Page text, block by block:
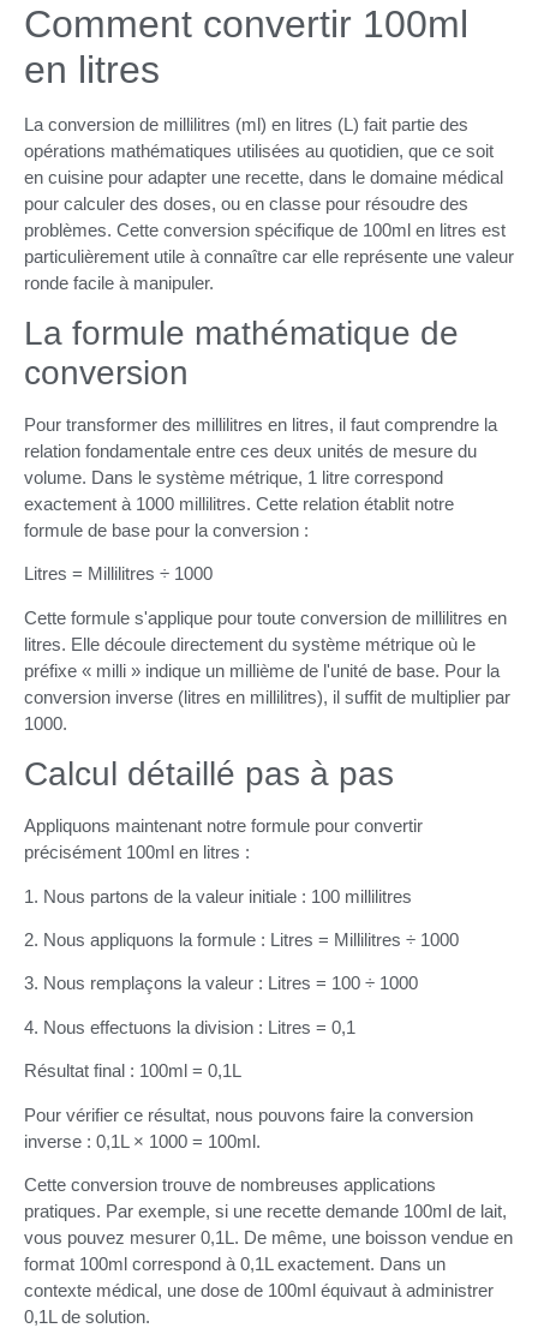
Comment convertir 100ml
en litres
La conversion de millilitres (ml) en litres (L) fait partie des
opérations mathématiques utilisées au quotidien, que ce soit
en cuisine pour adapter une recette, dans le domaine médical
pour calculer des doses, ou en classe pour résoudre des
problèmes. Cette conversion spécifique de 100ml en litres est
particulièrement utile à connaître car elle représente une valeur
ronde facile à manipuler.
La formule mathématique de
conversion
Pour transformer des millilitres en litres, il faut comprendre la
relation fondamentale entre ces deux unités de mesure du
volume. Dans le système métrique, 1 litre correspond
exactement à 1000 millilitres. Cette relation établit notre
formule de base pour la conversion :
Litres = Millilitres ÷ 1000
Cette formule s'applique pour toute conversion de millilitres en
litres. Elle découle directement du système métrique où le
préfixe « milli » indique un millième de l'unité de base. Pour la
conversion inverse (litres en millilitres), il suffit de multiplier par
1000.
Calcul détaillé pas à pas
Appliquons maintenant notre formule pour convertir
précisément 100ml en litres :
1. Nous partons de la valeur initiale : 100 millilitres
2. Nous appliquons la formule : Litres = Millilitres ÷ 1000
3. Nous remplaçons la valeur : Litres = 100 ÷ 1000
4. Nous effectuons la division : Litres = 0,1
Résultat final : 100ml = 0,1L
Pour vérifier ce résultat, nous pouvons faire la conversion
inverse : 0,1L × 1000 = 100ml.
Cette conversion trouve de nombreuses applications
pratiques. Par exemple, si une recette demande 100ml de lait,
vous pouvez mesurer 0,1L. De même, une boisson vendue en
format 100ml correspond à 0,1L exactement. Dans un
contexte médical, une dose de 100ml équivaut à administrer
0,1L de solution.